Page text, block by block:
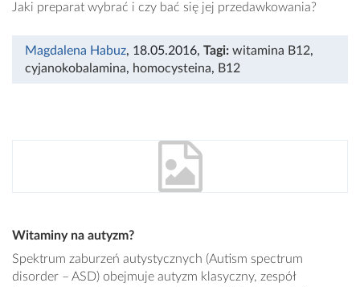
Jaki preparat wybrać i czy bać się jej przedawkowania?
Magdalena Habuz, 18.05.2016, Tagi: witamina B12,
cyjanokobalamina, homocysteina, B12
Witaminy na autyzm?
Spektrum zaburzeń autystycznych (Autism spectrum
disorder – ASD) obejmuje autyzm klasyczny, zespół